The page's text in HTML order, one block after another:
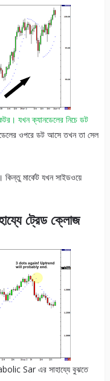
যখন ক্যানডেলের নিচে ডট
ওপরে ডট আসে তখন তা সেল
কিন্তু মার্কেট যখন সাইডওয়ে
ট্রেড ক্লোজ
Sar এর সাহায্যে বুঝতে